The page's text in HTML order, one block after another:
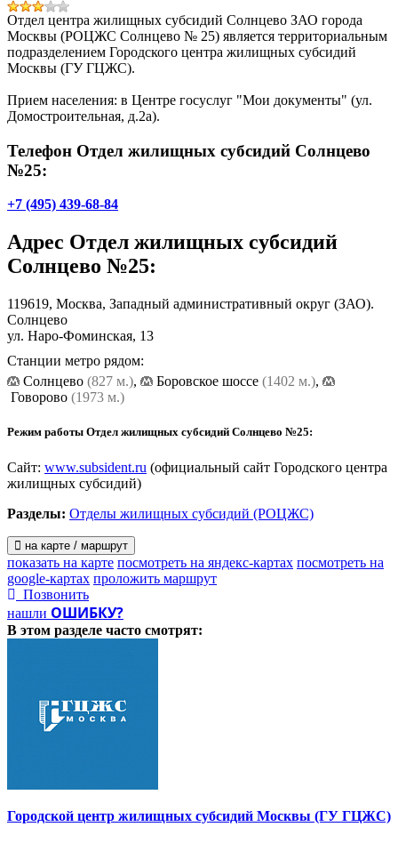
Отдел центра жилищных субсидий Солнцево ЗАО города
Москвы (РОЦЖС Солнцево № 25) является территориальным
подразделением Городского центра жилищных субсидий
Москвы (ГУ ГЦЖС).
Прием населения: в Центре госуслуг "Мои документы" (ул.
Домостроительная, д.2а).
Телефон Отдел жилищных субсидий Солнцево
№25:
+7 (495) 439-68-84
Адрес Отдел жилищных субсидий
Солнцево №25:
119619, Москва, Западный административный округ (ЗАО).
Солнцево
ул. Наро-Фоминская, 13
Станции метро рядом:
Солнцево (827 м.), Боровское шоссе (1402 м.),
Говорово (1973 м.)
Режим работы Отдел жилищных субсидий Солнцево №25:
Сайт: www.subsident.ru (официальный сайт Городского центра
жилищных субсидий)
Разделы: Отделы жилищных субсидий (РОЦЖС)
на карте / маршрут
показать на карте посмотреть на яндекс-картах посмотреть на
google-картах проложить маршрут
Позвонить
нашли ОШИБКУ?
В этом разделе часто смотрят:
Городской центр жилищных субсидий Москвы (ГУ ГЦЖС)